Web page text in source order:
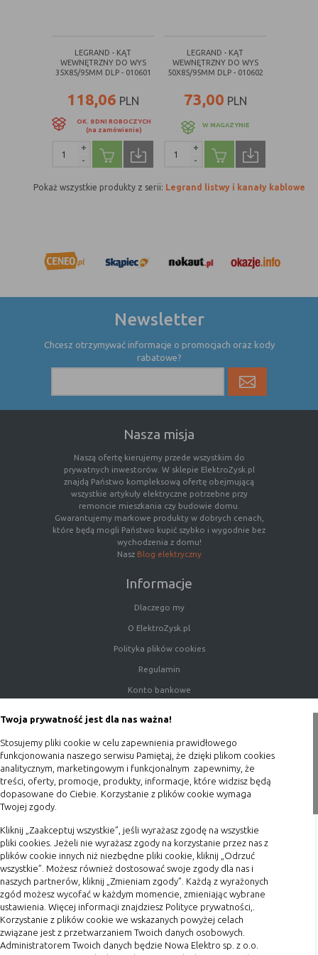
Twoja prywatność jest dla nas ważna!
Stosujemy pliki cookie w celu zapewnienia prawidłowego
funkcjonowania naszego serwisu Pamiętaj, że dzięki plikom cookies
analitycznym, marketingowym i funkcjonalnym zapewnimy, że
treści, oferty, promocje, produkty, informacje, które widzisz będą
dopasowane do Ciebie. Korzystanie z plików cookie wymaga
Twojej zgody.
Kliknij „Zaakceptuj wszystkie”, jeśli wyrażasz zgodę na wszystkie
pliki cookies. Jeżeli nie wyrażasz zgody na korzystanie przez nas z
plików cookie innych niż niezbędne pliki cookie, kliknij „Odrzuć
wszystkie”. Możesz również dostosować swoje zgody dla nas i
naszych partnerów, kliknij „Zmieniam zgody”. Każdą z wyrażonych
zgód możesz wycofać w każdym momencie, zmieniając wybrane
ustawienia. Więcej informacji znajdziesz Polityce prywatności,.
Korzystanie z plików cookie we wskazanych powyżej celach
związane jest z przetwarzaniem Twoich danych osobowych.
Administratorem Twoich danych będzie Nowa Elektro sp. z o.o.
LEGRAND - KĄT
WEWNĘTRZNY DO WYS
35X85/95MM DLP - 010601
118,06 PLN
OK. 8 DNI ROBOCZYCH
(na zamówienie)
-
+
LEGRAND - KĄT
WEWNĘTRZNY DO WYS
50X85/95MM DLP - 010602
73,00 PLN
W MAGAZYNIE
-
+
Pokaż wszystkie produkty z serii: Legrand listwy i kanały kablowe
Newsletter
Chcesz otrzymywać informacje o promocjach oraz kody
rabatowe?
Nasza misja
Naszą ofertę kierujemy przede wszystkim do
prywatnych inwestorów. W sklepie ElektroZysk.pl
znajdą Państwo kompleksową ofertę obejmującą
wszystkie artykuły elektryczne potrzebne przy
remoncie mieszkania czy budowie domu.
Gwarantujemy markowe produkty w dobrych cenach,
które będą mogli Państwo kupić szybko i wygodnie bez
wychodzenia z domu!
Nasz Blog elektryczny
Informacje
Dlaczego my
O ElektroZysk.pl
Polityka plików cookies
Regulamin
Konto bankowe
Blog
Zakupy
Terminy realizacji
Koszty przesyłki
Dostawa
Reklamacje
Zwrot towaru
Kontakt